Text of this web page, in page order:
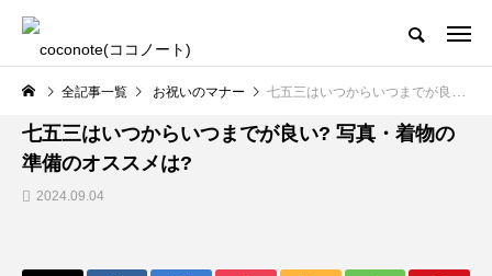
全記事一覧 お祝いのマナー 七五三はいつからいつまでが良い? 写真・着物の準備のオススメは?
お祝いのマナー
七五三はいつからいつまでが良い? 写真・着物の
準備のオススメは?
2024.09.04